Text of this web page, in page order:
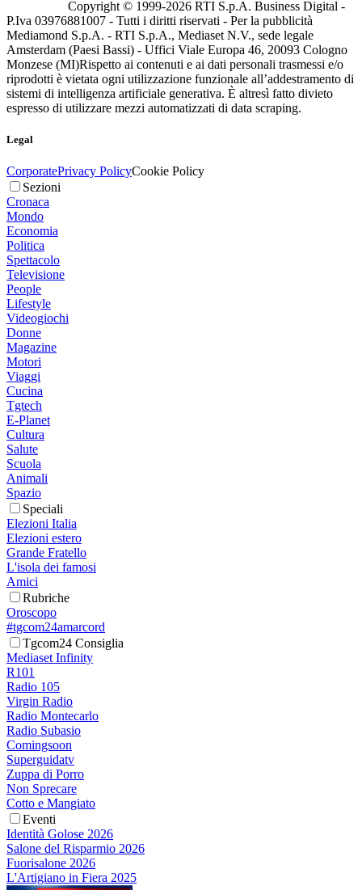
Copyright © 1999-2026 RTI S.p.A. Business Digital -
P.Iva 03976881007 - Tutti i diritti riservati - Per la pubblicità
Mediamond S.p.A. - RTI S.p.A., Mediaset N.V., sede legale
Amsterdam (Paesi Bassi) - Uffici Viale Europa 46, 20093 Cologno
Monzese (MI)Rispetto ai contenuti e ai dati personali trasmessi e/o
riprodotti è vietata ogni utilizzazione funzionale all’addestramento di
sistemi di intelligenza artificiale generativa. È altresì fatto divieto
espresso di utilizzare mezzi automatizzati di data scraping.
Legal
CorporatePrivacy PolicyCookie Policy
Sezioni
Cronaca
Mondo
Economia
Politica
Spettacolo
Televisione
People
Lifestyle
Videogiochi
Donne
Magazine
Motori
Viaggi
Cucina
Tgtech
E-Planet
Cultura
Salute
Scuola
Animali
Spazio
Speciali
Elezioni Italia
Elezioni estero
Grande Fratello
L'isola dei famosi
Amici
Rubriche
Oroscopo
#tgcom24amarcord
Tgcom24 Consiglia
Mediaset Infinity
R101
Radio 105
Virgin Radio
Radio Montecarlo
Radio Subasio
Comingsoon
Superguidatv
Zuppa di Porro
Non Sprecare
Cotto e Mangiato
Eventi
Identità Golose 2026
Salone del Risparmio 2026
Fuorisalone 2026
L'Artigiano in Fiera 2025